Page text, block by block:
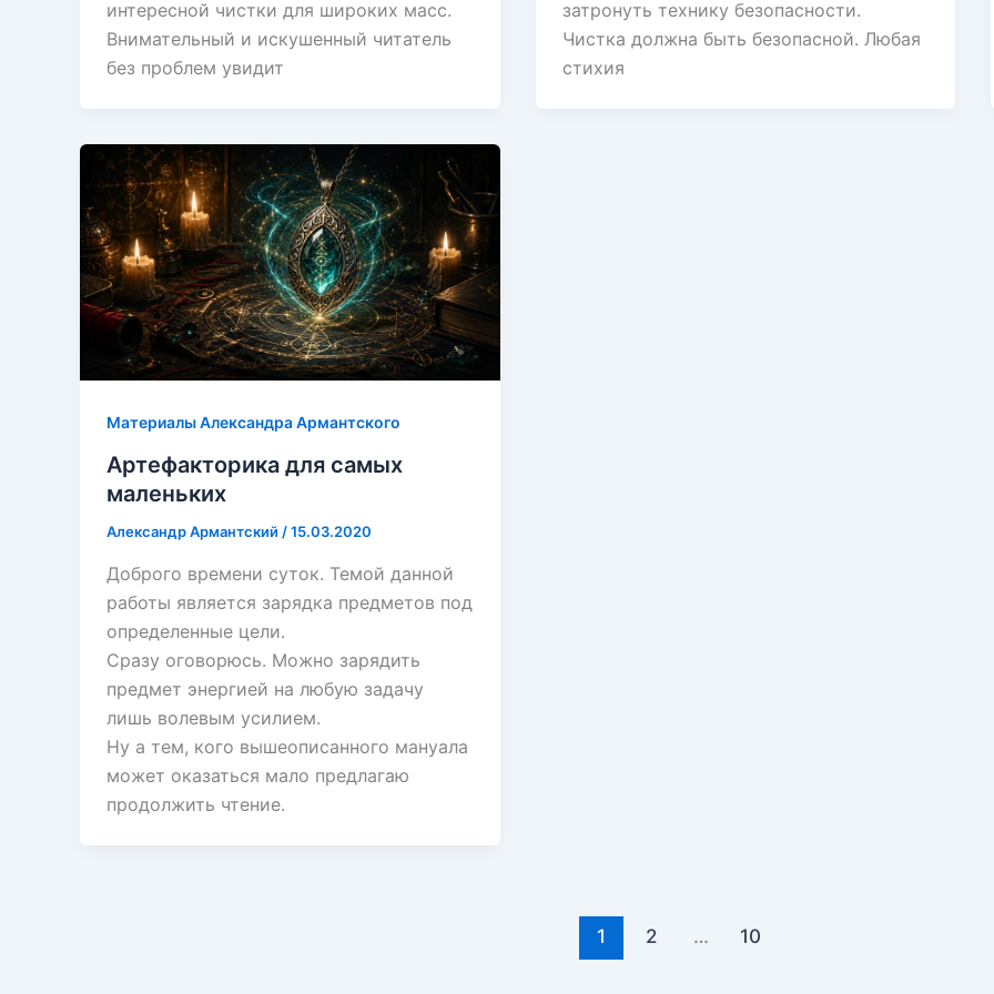
интересной чистки для широких масс.
Внимательный и искушенный читатель
без проблем увидит
затронуть технику безопасности.
Чистка должна быть безопасной. Любая
стихия
Материалы Александра Армантского
Артефакторика для самых
маленьких
Александр Армантский /15.03.2020
Доброго времени суток. Темой данной
работы является зарядка предметов под
определенные цели.
Сразу оговорюсь. Можно зарядить
предмет энергией на любую задачу
лишь волевым усилием.
Ну а тем, кого вышеописанного мануала
может оказаться мало предлагаю
продолжить чтение.
1 2 … 10